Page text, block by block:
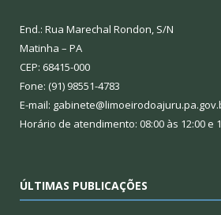
End.: Rua Marechal Rondon, S/N
Matinha – PA
CEP: 68415-000
Fone: (91) 98551-4783
E-mail:
Horário de atendimento: 08:00 às 12:00 e
ÚLTIMAS PUBLICAÇÕES